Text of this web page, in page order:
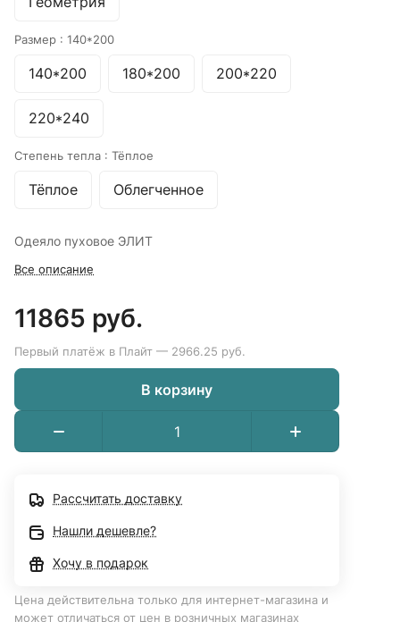
Размер : 140*200
140*200 180*200 200*220
220*240
Степень тепла : Тёплое
Тёплое Облегченное
Одеяло пуховое ЭЛИТ
Все описание
11865 руб.
Первый платёж в Плайт — 2966.25 руб.
В корзину
Рассчитать доставку
Нашли дешевле?
Хочу в подарок
Цена действительна только для интернет-магазина и
может отличаться от цен в розничных магазинах